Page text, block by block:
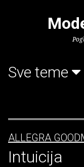
Sve teme
ALLEGRA
Intuicija